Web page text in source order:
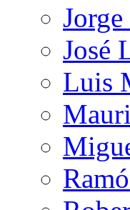
José
Luis